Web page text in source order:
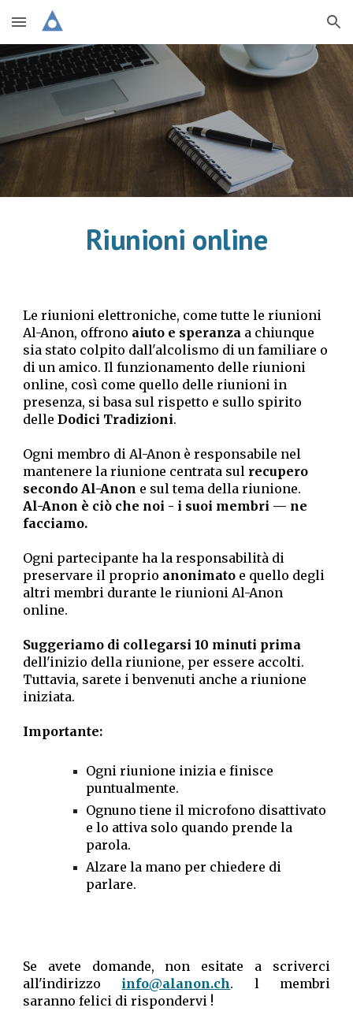
Skip to main content Skip to navigation
Riunioni online
Le riunioni elettroniche, come tutte le riunioni
Al-Anon, offrono aiuto e speranza a chiunque
sia stato colpito dall'alcolismo di un familiare o
di un amico. Il funzionamento delle riunioni
online, così come quello delle riunioni in
presenza, si basa sul rispetto e sullo spirito
delleDodici Tradizioni.
Ogni membro di Al-Anon è responsabile nel
mantenere la riunione centrata sul recupero
secondo Al-Anon e sul tema della riunione.
Al-Anon è ciò che noi - i suoi membri — ne
facciamo.
Ogni partecipante ha la responsabilità di
preservare il proprio anonimato e quello degli
altri membri durante le riunioni Al-Anon
online.
Suggeriamo di collegarsi 10 minuti prima
dell'inizio della riunione, per essere accolti.
Tuttavia, sarete i benvenuti anche a riunione
iniziata.
Importante:
Ogni riunione inizia e finisce
puntualmente.
Ognuno tiene il microfono disattivato
e lo attiva solo quando prende la
parola.
Alzare la mano per chiedere di
parlare.
Se avete domande, non esitate a scriverci
all'indirizzo info@alanon.ch. l membri
saranno felici di rispondervi !